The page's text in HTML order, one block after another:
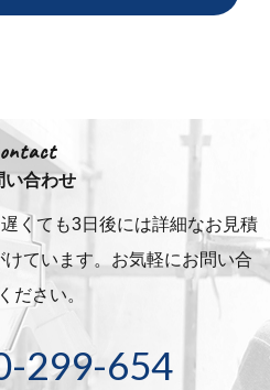
い合わせ
くても3日後には詳細なお見積
ています。お気軽にお問い合
ださい。
299-654